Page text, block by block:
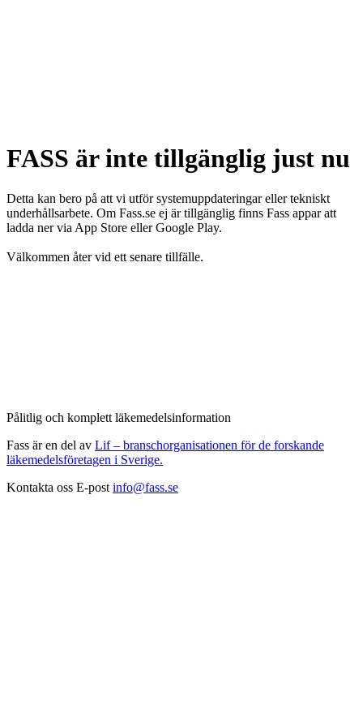
FASS är inte tillgänglig just nu
Detta kan bero på att vi utför systemuppdateringar eller tekniskt
underhållsarbete. Om Fass.se ej är tillgänglig finns Fass appar att
ladda ner via App Store eller Google Play.
Välkommen åter vid ett senare tillfälle.
Pålitlig och komplett läkemedelsinformation
Fass är en del av Lif – branschorganisationen för de forskande
läkemedelsföretagen i Sverige.
Kontakta oss E-post info@fass.se